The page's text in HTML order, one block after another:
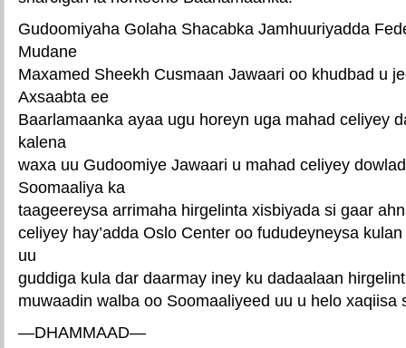
Gudoomiyaha Golaha Shacabka Jamhuuriyadda
Mudane
Maxamed Sheekh Cusmaan Jawaari oo khudbad u
Axsaabta ee
Baarlamaanka ayaa ugu horeyn uga mahad celiyey
kalena
waxa uu Gudoomiye Jawaari u mahad celiyey
Soomaaliya ka
taageereysa arrimaha hirgelinta xisbiyada si gaar
celiyey hay’adda Oslo Center oo fududeyneysa
uu
guddiga kula dar daarmay iney ku dadaalaan
muwaadin walba oo Soomaaliyeed uu u helo xaqiisa
—DHAMMAAD—